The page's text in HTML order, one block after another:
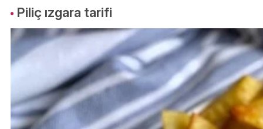
Piliç ızgara tarifi